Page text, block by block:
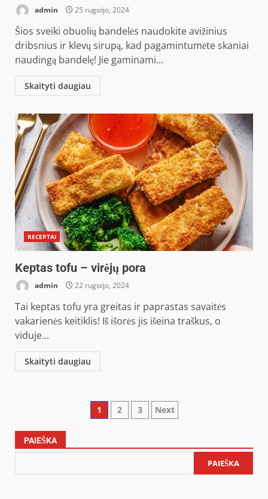
admin 25 rugsėjo, 2024
Šios sveiki obuolių bandelės naudokite avižinius
dribsnius ir klevų sirupą, kad pagamintumėte skaniai
naudingą bandelę! Jie gaminami...
Skaityti daugiau
RECEPTAI
Keptas tofu – virėjų pora
admin 22 rugsėjo, 2024
Tai keptas tofu yra greitas ir paprastas savaitės
vakarienės keitiklis! Iš išorės jis išeina traškus, o
viduje...
Skaityti daugiau
Posts
1 2 3 Next
PAIEŠKA
PAIEŠKA